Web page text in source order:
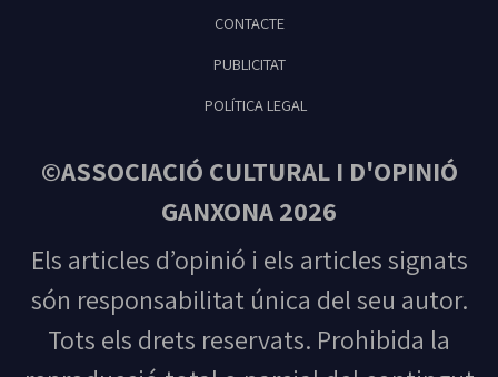
CONTACTE
PUBLICITAT
POLÍTICA LEGAL
©ASSOCIACIÓ CULTURAL I D'OPINIÓ
GANXONA 2026
Els articles d’opinió i els articles signats
són responsabilitat única del seu autor.
Tots els drets reservats. Prohibida la